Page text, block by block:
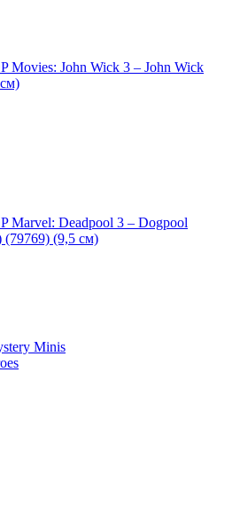
Movies: John Wick 3 – John Wick
Marvel: Deadpool 3 – Dogpool
(79769) (9,5 см)
Minis